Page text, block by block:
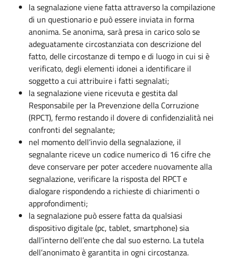
la segnalazione viene fatta attraverso la compilazione
di un questionario e può essere inviata in forma
anonima. Se anonima, sarà presa in carico solo se
adeguatamente circostanziata con descrizione del
fatto, delle circostanze di tempo e di luogo in cui si è
verificato, degli elementi idonei a identificare il
soggetto a cui attribuire i fatti segnalati;
la segnalazione viene ricevuta e gestita dal
Responsabile per la Prevenzione della Corruzione
(RPCT), fermo restando il dovere di confidenzialità nei
confronti del segnalante;
nel momento dell’invio della segnalazione, il
segnalante riceve un codice numerico di 16 cifre che
deve conservare per poter accedere nuovamente alla
segnalazione, verificare la risposta del RPCT e
dialogare rispondendo a richieste di chiarimenti o
approfondimenti;
la segnalazione può essere fatta da qualsiasi
dispositivo digitale (pc, tablet, smartphone) sia
dall’interno dell’ente che dal suo esterno. La tutela
dell’anonimato è garantita in ogni circostanza.